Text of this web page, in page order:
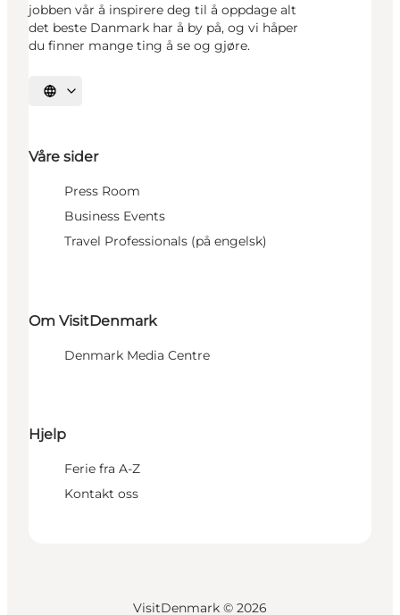
jobben vår å inspirere deg til å oppdage alt
det beste Danmark har å by på, og vi håper
du finner mange ting å se og gjøre.
Velg språk
Våre sider
Press Room
Business Events
Travel Professionals (på engelsk)
Om VisitDenmark
Denmark Media Centre
Hjelp
Ferie fra A-Z
Kontakt oss
VisitDenmark © 2026